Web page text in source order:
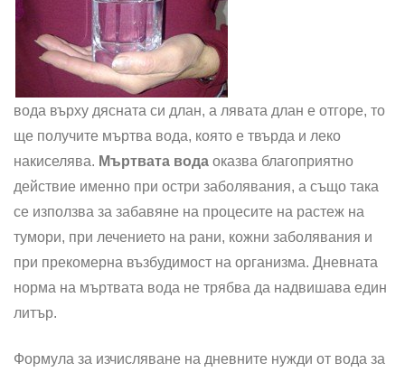
вода върху дясната си длан, а лявата длан е отгоре, то
ще получите мъртва вода, която е твърда и леко
накиселява. Мъртвата вода оказва благоприятно
действие именно при остри заболявания, а също така
се използва за забавяне на процесите на растеж на
тумори, при лечението на рани, кожни заболявания и
при прекомерна възбудимост на организма. Дневната
норма на мъртвата вода не трябва да надвишава един
литър.
Формула за изчисляване на дневните нужди от вода за